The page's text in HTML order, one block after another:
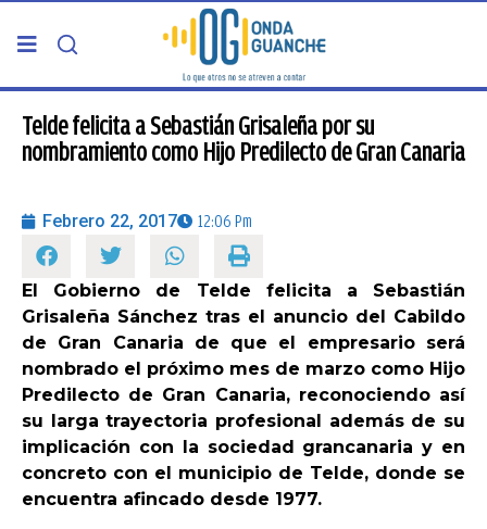
PORTADA
CANARIAS
5ª COLUMNA
CARTAS DEL DIRECTOR
ENTREVISTAS
Telde felicita a Sebastián Grisaleña por su
nombramiento como Hijo Predilecto de Gran Canaria
Febrero 22, 2017 12:06 Pm
El Gobierno de Telde felicita a Sebastián
Grisaleña Sánchez tras el anuncio del Cabildo
de Gran Canaria de que el empresario será
nombrado el próximo mes de marzo como Hijo
Predilecto de Gran Canaria, reconociendo así
su larga trayectoria profesional además de su
implicación con la sociedad grancanaria y en
concreto con el municipio de Telde, donde se
encuentra afincado desde 1977.